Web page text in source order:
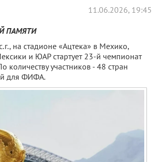
11.06.2026, 19:45
ПАМЯТИ
на стадионе «Ацтека» в Мехико,
и ЮАР стартует 23-й чемпионат
количеству участников - 48 стран
для ФИФА.